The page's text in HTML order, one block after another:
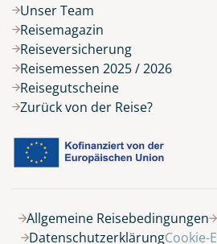
Belegung
Unser Team
Reisemagazin
Reiseversicherung
Reisemessen 2025 / 2026
Reisegutscheine
Zurück von der Reise?
Allgemeine Reisebedingungen
DatenschutzerklärungCookie-